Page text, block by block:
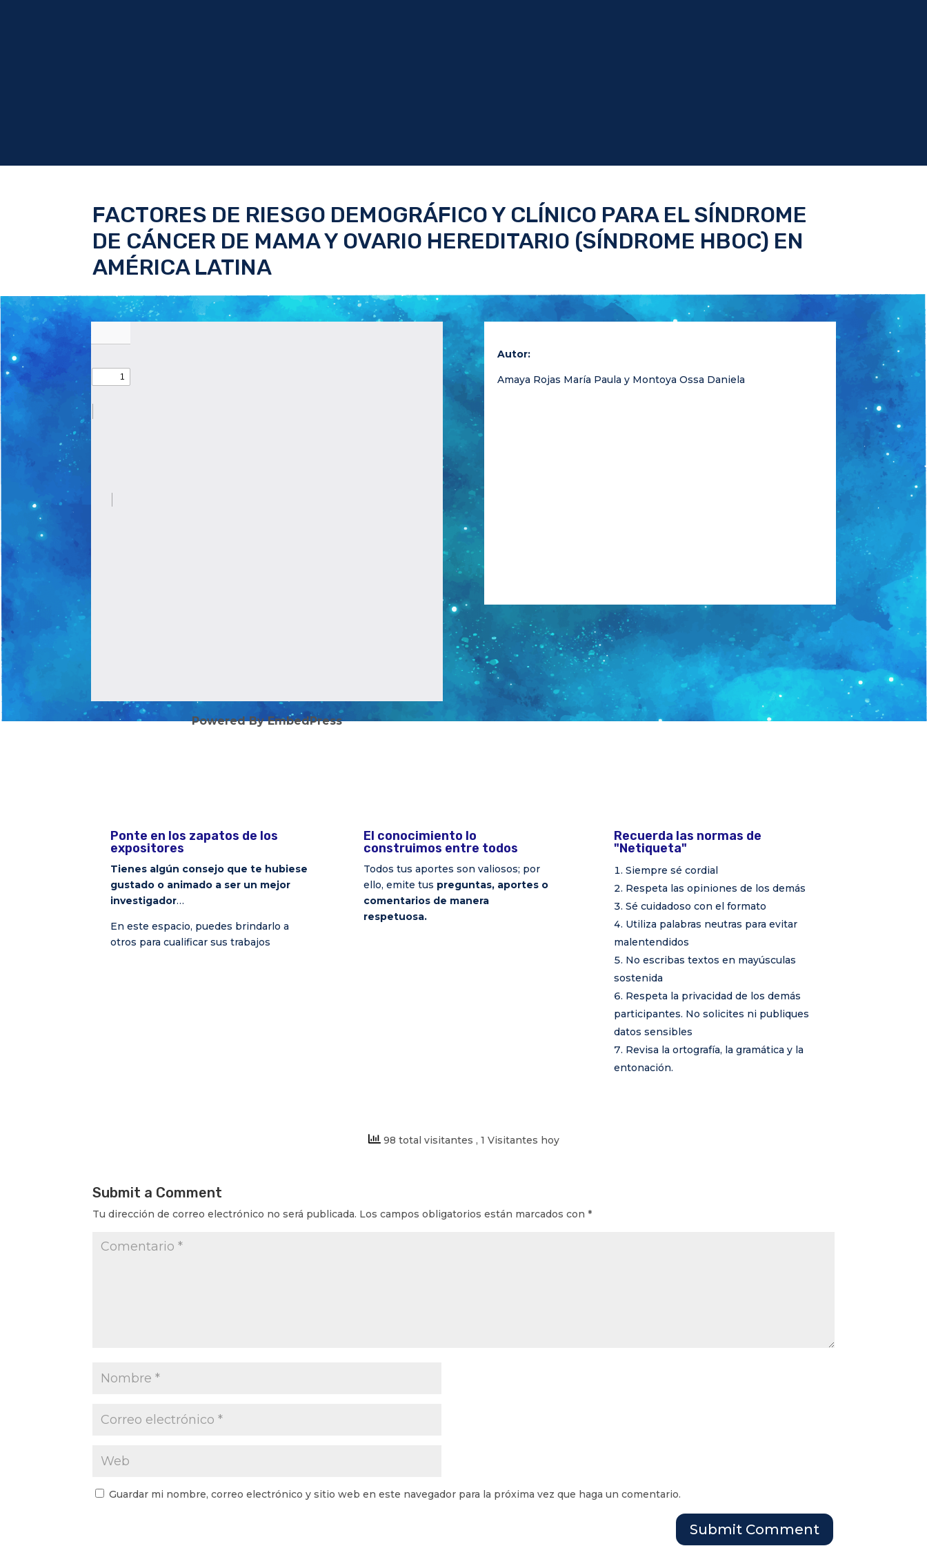
FACTORES DE RIESGO DEMOGRÁFICO Y CLÍNICO PARA EL SÍNDROME
DE CÁNCER DE MAMA Y OVARIO HEREDITARIO (SÍNDROME HBOC) EN
AMÉRICA LATINA
Powered By EmbedPress
Autor:
Amaya Rojas María Paula y Montoya Ossa Daniela
Ponte en los zapatos de los
expositores
Tienes algún consejo que te hubiese
gustado o animado a ser un mejor
investigador…
En este espacio, puedes brindarlo a
otros para cualificar sus trabajos
El conocimiento lo
construimos entre todos
Todos tus aportes son valiosos; por
ello, emite tus preguntas, aportes o
comentarios de manera
respetuosa.
Recuerda las normas de
"Netiqueta"
Siempre sé cordial
Respeta las opiniones de los demás
Sé cuidadoso con el formato
Utiliza palabras neutras para evitar
malentendidos
No escribas textos en mayúsculas
sostenida
Respeta la privacidad de los demás
participantes. No solicites ni publiques
datos sensibles
Revisa la ortografía, la gramática y la
entonación.
98 total visitantes , 1 Visitantes hoy
Submit a Comment
Tu dirección de correo electrónico no será publicada. Los campos obligatorios están marcados con*
Guardar mi nombre, correo electrónico y sitio web en este navegador para la próxima vez que haga un comentario.